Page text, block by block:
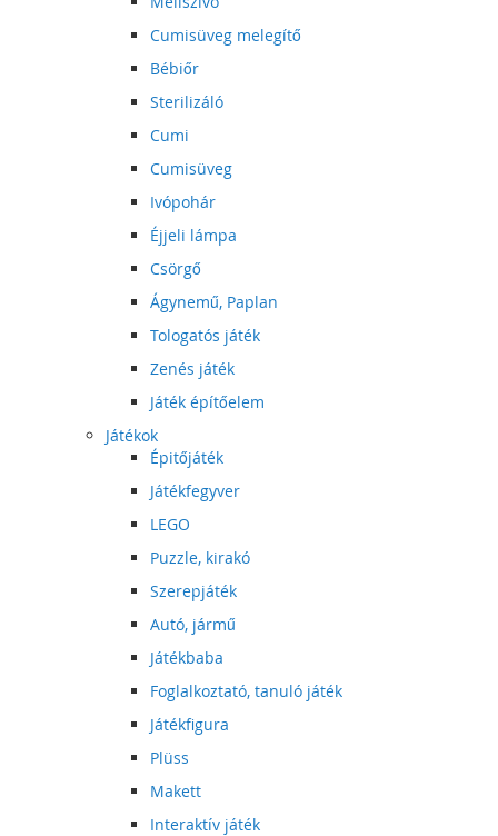
Cumisüveg melegítő
Bébiőr
Sterilizáló
Cumi
Cumisüveg
Ivópohár
Éjjeli lámpa
Csörgő
Ágynemű, Paplan
Tologatós játék
Zenés játék
Játék építőelem
Játékok
Épitőjáték
Játékfegyver
LEGO
Puzzle, kirakó
Szerepjáték
Autó, jármű
Játékbaba
Foglalkoztató, tanuló játék
Játékfigura
Plüss
Makett
Interaktív játék